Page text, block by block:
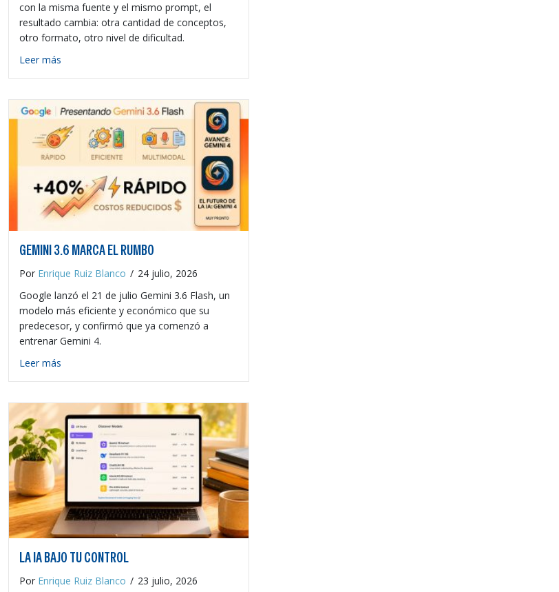
con la misma fuente y el mismo prompt, el
resultado cambia: otra cantidad de conceptos,
otro formato, otro nivel de dificultad.
Leer más
GEMINI 3.6 MARCA EL RUMBO
Por Enrique Ruiz Blanco / 24 julio, 2026
Google lanzó el 21 de julio Gemini 3.6 Flash, un
modelo más eficiente y económico que su
predecesor, y confirmó que ya comenzó a
entrenar Gemini 4.
Leer más
LA IA BAJO TU CONTROL
Por Enrique Ruiz Blanco / 23 julio, 2026